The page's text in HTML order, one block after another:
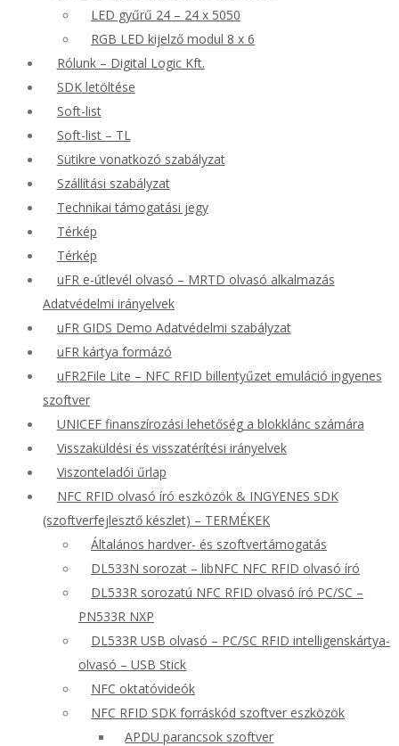
LED gyűrű 24 – 24 x 5050
RGB LED kijelző modul 8 x 6
Rólunk – Digital Logic Kft.
SDK letöltése
Soft-list
Soft-list – TL
Sütikre vonatkozó szabályzat
Szállítási szabályzat
Technikai támogatási jegy
Térkép
Térkép
uFR e-útlevél olvasó – MRTD olvasó alkalmazás
Adatvédelmi irányelvek
uFR GIDS Demo Adatvédelmi szabályzat
uFR kártya formázó
uFR2File Lite – NFC RFID billentyűzet emuláció ingyenes
szoftver
UNICEF finanszírozási lehetőség a blokklánc számára
Visszaküldési és visszatérítési irányelvek
Viszonteladói űrlap
NFC RFID olvasó író eszközök & INGYENES SDK
(szoftverfejlesztő készlet) – TERMÉKEK
Általános hardver- és szoftvertámogatás
DL533N sorozat – libNFC NFC RFID olvasó író
DL533R sorozatú NFC RFID olvasó író PC/SC –
PN533R NXP
DL533R USB olvasó – PC/SC RFID intelligenskártya-
olvasó – USB Stick
NFC oktatóvideók
NFC RFID SDK forráskód szoftver eszközök
APDU parancsok szoftver